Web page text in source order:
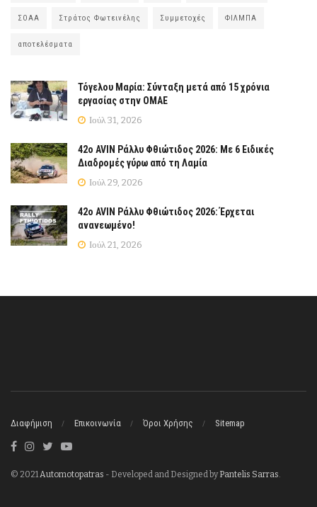
ΣΟΑΑ Στράτος Φωτεινέλης Συμμετοχές ΦΙΛΜΠΑ
αποτελέσματα
Τόγελου Μαρία: Σύνταξη μετά από 15 χρόνια
εργασίας στην ΟΜΑΕ
Ιούλ 31, 2026
42ο AVIN Ράλλυ Φθιώτιδος 2026: Με 6 Ειδικές
Διαδρομές γύρω από τη Λαμία
Ιούλ 29, 2026
42ο AVIN Ράλλυ Φθιώτιδος 2026: Έρχεται
ανανεωμένο!
Ιούλ 21, 2026
Διαφήμιση Επικοινωνία Όροι Χρήσης Sitemap
© 2021Automotopatras - Developed and Designed byPantelis Sarras.